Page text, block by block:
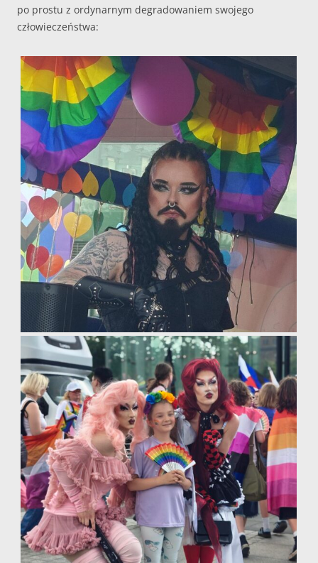
po prostu z ordynarnym degradowaniem swojego
człowieczeństwa: